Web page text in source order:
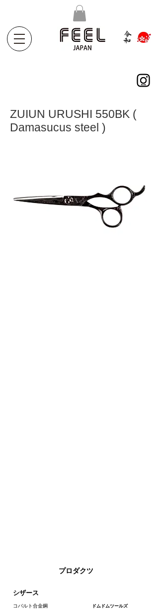
ZUIUN URUSHI 550BK (
Damasucus steel )
プロダクツ
シザース
コバルト合金鋼
ドムドムツールズ